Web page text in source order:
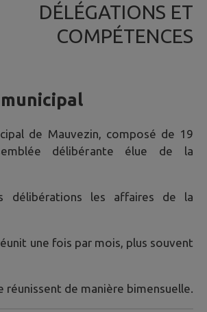
DÉLÉGATIONS ET
COMPÉTENCES
de Mauvezin, composé de 19
délibérante élue de la
délibérations les affaires de la
une fois par mois, plus souvent
réunissent de manière bimensuelle.